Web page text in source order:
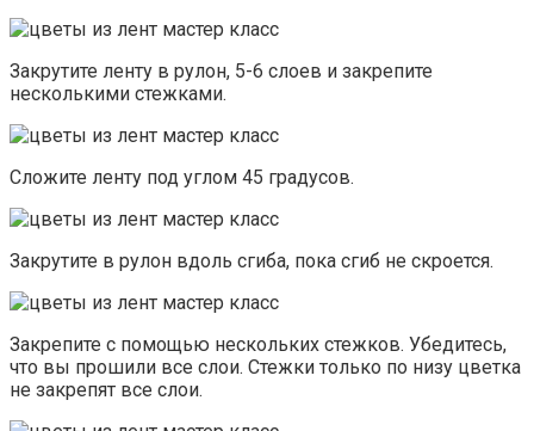
Закрутите ленту в рулон, 5-6 слоев и закрепите
несколькими стежками.
Сложите ленту под углом 45 градусов.
Закрутите в рулон вдоль сгиба, пока сгиб не скроется.
Закрепите с помощью нескольких стежков. Убедитесь,
что вы прошили все слои. Стежки только по низу цветка
не закрепят все слои.